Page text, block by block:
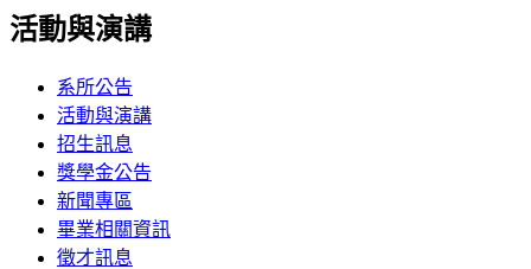
活動與演講
系所公告
活動與演講
招生訊息
獎學金公告
新聞專區
畢業相關資訊
徵才訊息